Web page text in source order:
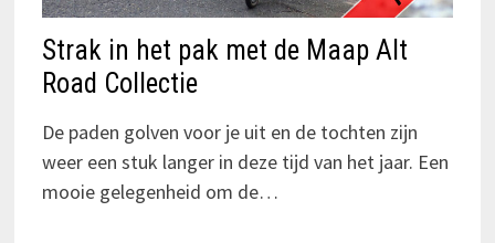
Strak in het pak met de Maap Alt
Road Collectie
De paden golven voor je uit en de tochten zijn
weer een stuk langer in deze tijd van het jaar. Een
mooie gelegenheid om de…